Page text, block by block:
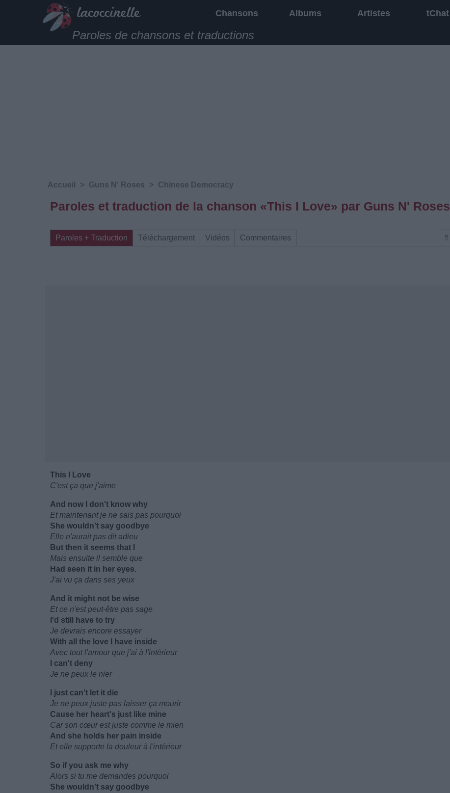
Chansons Albums Artistes tChat
Paroles de chansons et traductions
Accueil > Guns N' Roses > Chinese Democracy
Paroles et traduction de la chanson «This I Love» par Guns N' Roses
⇑
Paroles + Traduction Téléchargement Vidéos Commentaires
This I Love
C'est ça que j'aime
And now I don't know why
Et maintenant je ne sais pas pourquoi
She wouldn't say goodbye
Elle n'aurait pas dit adieu
But then it seems that I
Mais ensuite il semble que
Had seen it in her eyes.
J'ai vu ça dans ses yeux
And it might not be wise
Et ce n'est peut-être pas sage
I'd still have to try
Je devrais encore essayer
With all the love I have inside
Avec tout l'amour que j'ai à l'intérieur
I can't deny
Je ne peux le nier
I just can't let it die
Je ne peux juste pas laisser ça mourir
Cause her heart's just like mine
Car son cœur est juste comme le mien
And she holds her pain inside
Et elle supporte la douleur à l'intérieur
So if you ask me why
Alors si tu me demandes pourquoi
She wouldn't say goodbye